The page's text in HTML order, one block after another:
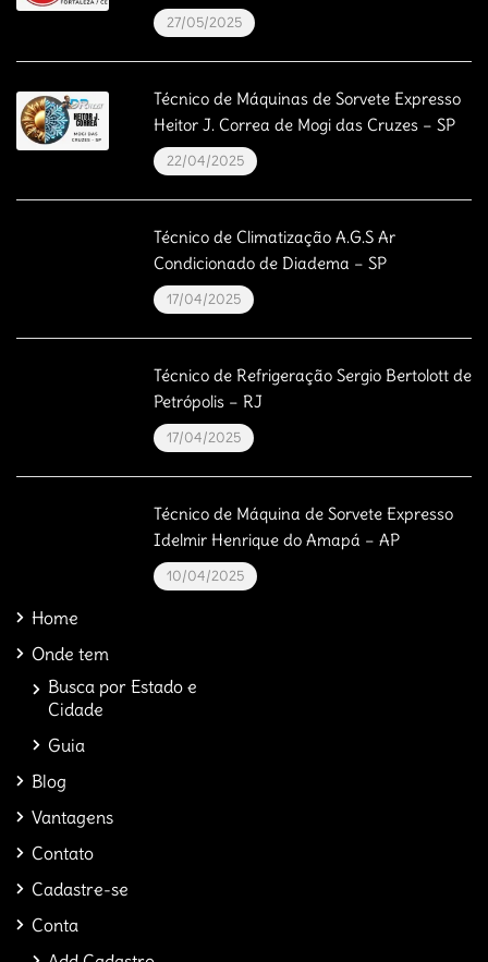
27/05/2025
Técnico de Máquinas de Sorvete Expresso
Heitor J. Correa de Mogi das Cruzes – SP
22/04/2025
Técnico de Climatização A.G.S Ar
Condicionado de Diadema – SP
17/04/2025
Técnico de Refrigeração Sergio Bertolott de
Petrópolis – RJ
17/04/2025
Técnico de Máquina de Sorvete Expresso
Idelmir Henrique do Amapá – AP
10/04/2025
Home
Onde tem
Busca por Estado e
Cidade
Guia
Blog
Vantagens
Contato
Cadastre-se
Conta